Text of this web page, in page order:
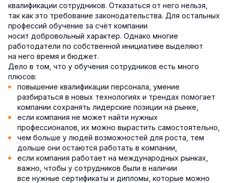
квалификации сотрудников. Отказаться от него нельзя,
так как это требование законодательства. Для остальных
профессий обучение за счёт компании
носит добровольный характер. Однако многие
работодатели по собственной инициативе выделяют
на него время и бюджет.
Дело в том, что у обучения сотрудников есть много
плюсов:
повышение квалификации персонала, умение
разбираться в новых технологиях и трендах помогает
компании сохранять лидерские позиции на рынке,
если компания не может найти нужных
профессионалов, их можно вырастить самостоятельно,
чем больше у людей возможностей для роста, тем
дольше они остаются работать в компании,
если компания работает на международных рынках,
важно, чтобы у сотрудников были в наличии
все нужные сертификаты и дипломы, которые можно